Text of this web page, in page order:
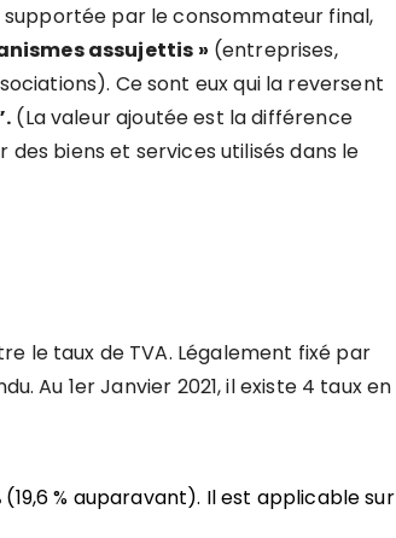
par le consommateur final,
assujettis » (entreprises,
Ce sont eux qui la reversent
(La valeur ajoutée est la différence
biens et services utilisés dans le
le taux de TVA. Légalement fixé par
Au 1er Janvier 2021, il existe 4 taux en
(19,6 % auparavant). Il est applicable sur